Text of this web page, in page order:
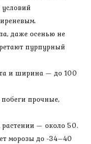
даже осенью не
пурпурный
и ширина — до 100
прочные,
— около 50.
морозы до -34–40